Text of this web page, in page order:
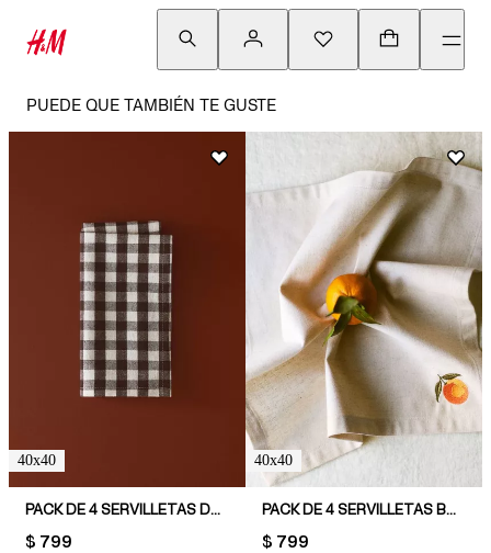
PUEDE QUE TAMBIÉN TE GUSTE
40x40
PACK DE 4 SERVILLETAS DE ALGODÓN
PRICE:
$ 799
40x40
PACK DE 4 SERVILLETAS BORDADAS EN MEZCLA DE LINO
PRICE:
$ 799